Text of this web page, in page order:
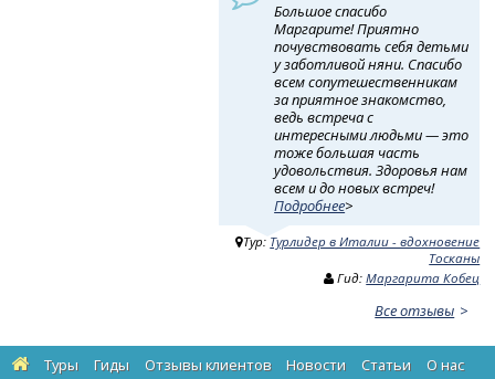
Большое спасибо
Маргарите! Приятно
почувствовать себя детьми
у заботливой няни. Спасибо
всем сопутешественникам
за приятное знакомство,
ведь встреча с
интересными людьми — это
тоже большая часть
удовольствия. Здоровья нам
всем и до новых встреч!
Подробнее>
Тур: Турлидер в Италии - вдохновение
Тосканы
Гид:Маргарита Кобец
Все отзывы
Туры Гиды Отзывы клиентов Новости Статьи О нас